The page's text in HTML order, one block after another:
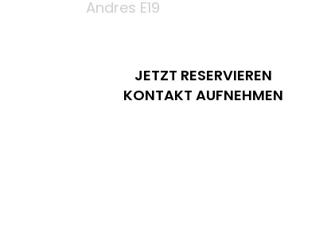
Andres E19
JETZT RESERVIEREN
KONTAKT AUFNEHMEN